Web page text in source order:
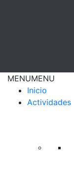
MENUMENU
Inicio
Actividades